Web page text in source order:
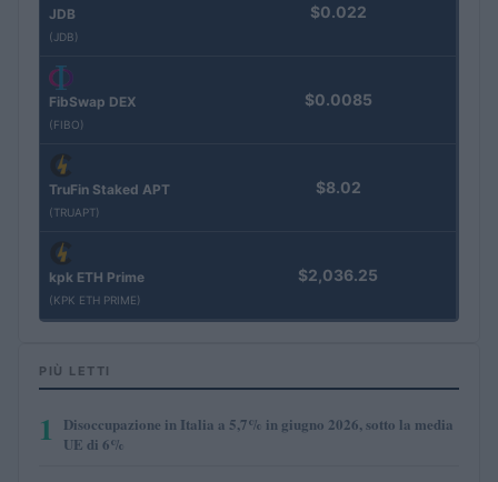
JDB
(JDB)
$0.022
FibSwap DEX
(FIBO)
$0.0085
TruFin Staked APT
(TRUAPT)
$8.02
kpk ETH Prime
(KPK ETH PRIME)
$2,036.25
PIÙ LETTI
1
Disoccupazione in Italia a 5,7% in giugno 2026, sotto la media
UE di 6%